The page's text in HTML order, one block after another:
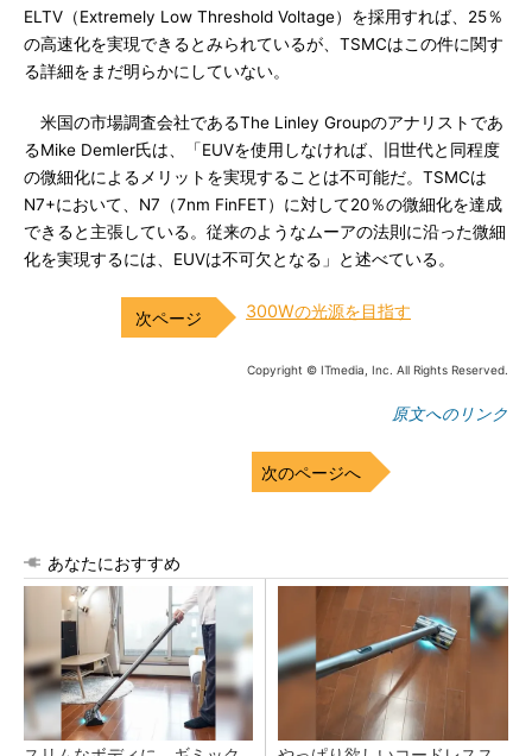
ELTV（Extremely Low Threshold Voltage）を採用すれば、25％
の高速化を実現できるとみられているが、TSMCはこの件に関す
る詳細をまだ明らかにしていない。
米国の市場調査会社であるThe Linley Groupのアナリストであ
るMike Demler氏は、「EUVを使用しなければ、旧世代と同程度
の微細化によるメリットを実現することは不可能だ。TSMCは
N7+において、N7（7nm FinFET）に対して20％の微細化を達成
できると主張している。従来のようなムーアの法則に沿った微細
化を実現するには、EUVは不可欠となる」と述べている。
300Wの光源を目指す
Copyright © ITmedia, Inc. All Rights Reserved.
原文へのリンク
次のページへ
あなたにおすすめ